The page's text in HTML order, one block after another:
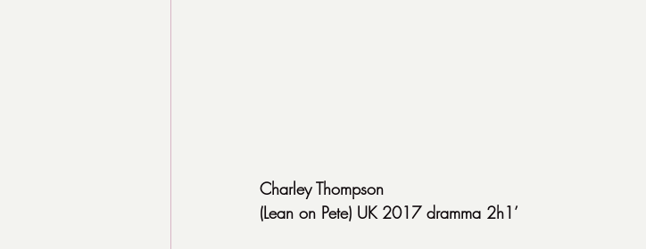
Charley Thompson
(Lean on Pete) UK 2017 dramma 2h1’